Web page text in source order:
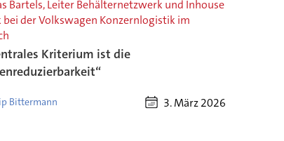
Bartels, Leiter Behälternetzwerk und Inhouse
bei der Volkswagen Konzernlogistik im
Kriterium ist die
Bittermann 3. März 2026